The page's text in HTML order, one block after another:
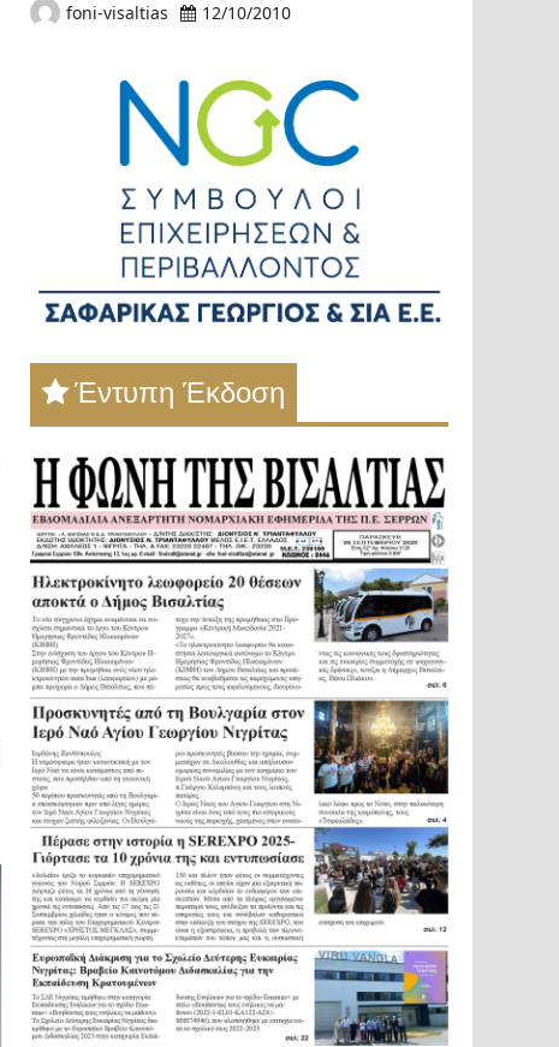
foni-visaltias 12/10/2010
Έντυπη Έκδοση